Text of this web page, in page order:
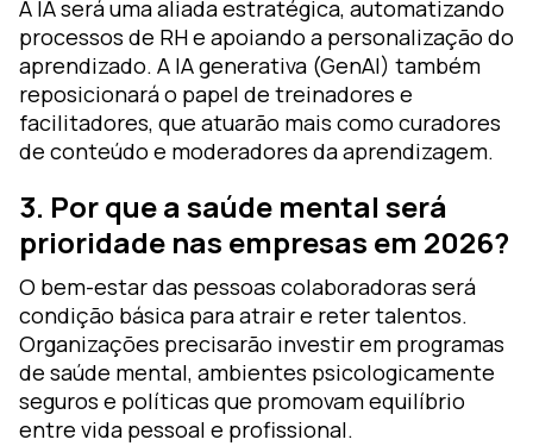
A IA será uma aliada estratégica, automatizando
processos de RH e apoiando a personalização do
aprendizado. A IA generativa (GenAI) também
reposicionará o papel de treinadores e
facilitadores, que atuarão mais como curadores
de conteúdo e moderadores da aprendizagem.
3. Por que a saúde mental será
prioridade nas empresas em 2026?
O bem-estar das pessoas colaboradoras será
condição básica para atrair e reter talentos.
Organizações precisarão investir em programas
de saúde mental, ambientes psicologicamente
seguros e políticas que promovam equilíbrio
entre vida pessoal e profissional.